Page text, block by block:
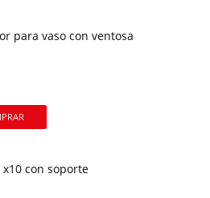
para vaso con ventosa
x10 con soporte